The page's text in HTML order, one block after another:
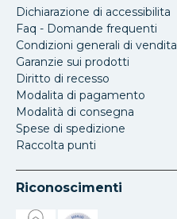
Dichiarazione di accessibilita
Faq - Domande frequenti
Condizioni generali di vendita
Garanzie sui prodotti
Diritto di recesso
Modalita di pagamento
Modalità di consegna
Spese di spedizione
Raccolta punti
Riconoscimenti